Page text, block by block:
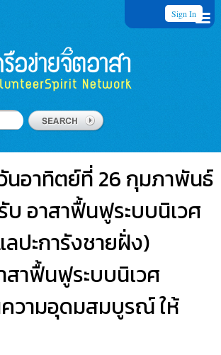
Sign In
นอาทิตย์ที่ 26 กุมภาพันธ์
บ อาสาฟื้นฟูระบบนิเวศ
ปะการังชายฝั่ง)
สาฟื้นฟูระบบนิเวศ
วามอุดมสมบูรณ์ ให้